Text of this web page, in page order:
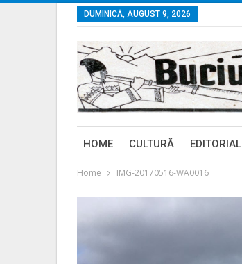
DUMINICĂ, AUGUST 9, 2026
HOME CULTURĂ EDITORIAL
Home IMG-20170516-WA0016